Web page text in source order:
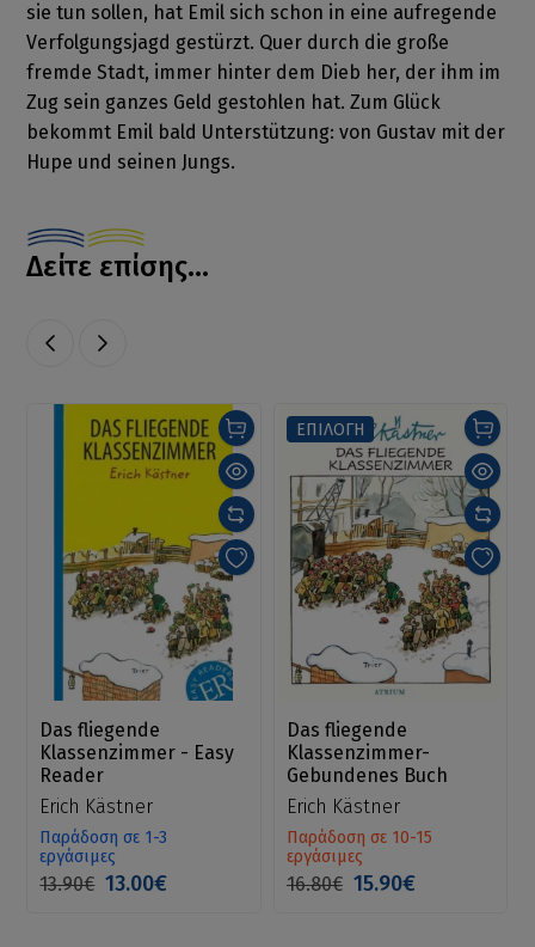
sie tun sollen, hat Emil sich schon in eine aufregende
Verfolgungsjagd gestürzt. Quer durch die große
fremde Stadt, immer hinter dem Dieb her, der ihm im
Zug sein ganzes Geld gestohlen hat. Zum Glück
bekommt Emil bald Unterstützung: von Gustav mit der
Hupe und seinen Jungs.
Δείτε επίσης...
Das fliegende
Klassenzimmer - Easy
Reader
Erich Kästner
Παράδοση σε 1-3
εργάσιμες
13.90€ 13.00€
ΕΠΙΛΟΓΗ
Das fliegende
Klassenzimmer-
Gebundenes Buch
Erich Kästner
Παράδοση σε 10-15
εργάσιμες
16.80€ 15.90€